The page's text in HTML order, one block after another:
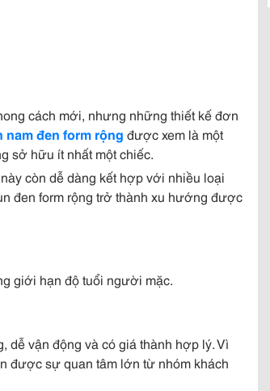
cách mới, nhưng những thiết kế đơn
nam đen form rộng được xem là một
sở hữu ít nhất một chiếc.
còn dễ dàng kết hợp với nhiều loại
đen form rộng trở thành xu hướng được
giới hạn độ tuổi người mặc.
vận động và có giá thành hợp lý. Vì
được sự quan tâm lớn từ nhóm khách